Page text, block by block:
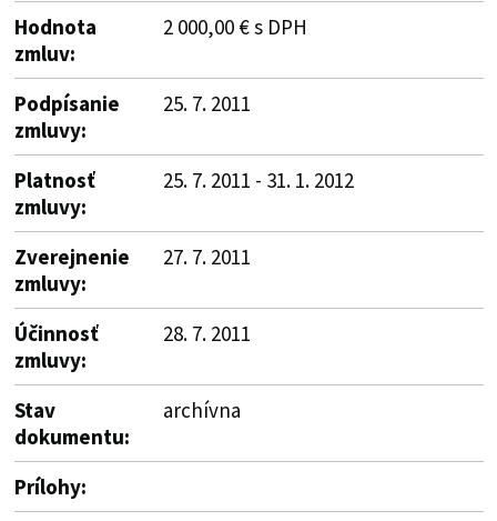
Hodnota
zmluv:
2 000,00 € s DPH
Podpísanie
zmluvy:
25. 7. 2011
Platnosť
zmluvy:
25. 7. 2011 - 31. 1. 2012
Zverejnenie
zmluvy:
27. 7. 2011
Účinnosť
zmluvy:
28. 7. 2011
Stav
dokumentu:
archívna
Prílohy: